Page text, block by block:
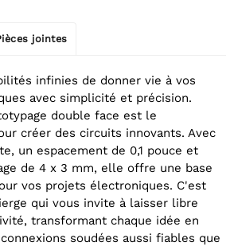
jointes
infinies de donner vie à vos
avec simplicité et précision.
double face est le
créer des circuits innovants. Avec
un espacement de 0,1 pouce et
de 4 x 3 mm, elle offre une base
vos projets électroniques. C'est
qui vous invite à laisser libre
transformant chaque idée en
soudées aussi fiables que